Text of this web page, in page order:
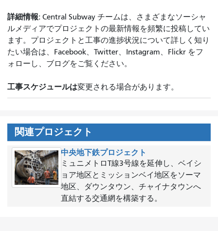
詳細情報: Central Subway チームは、さまざまなソーシャ
ルメディアでプロジェクトの最新情報を頻繁に投稿してい
ます。プロジェクトと工事の進捗状況について詳しく知り
たい場合は、Facebook、Twitter、Instagram、Flickr をフ
ォローし、ブログをご覧ください。
工事スケジュールは変更される場合があります。
関連プロジェクト
中央地下鉄プロジェクト
ミュニメトロT線3号線を延伸し、ベイシ
ョア地区とミッションベイ地区をソーマ
地区、ダウンタウン、チャイナタウンへ
直結する交通網を構築する。